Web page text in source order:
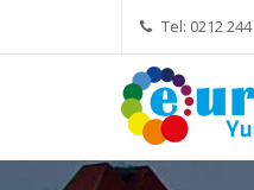
Tel: 0212